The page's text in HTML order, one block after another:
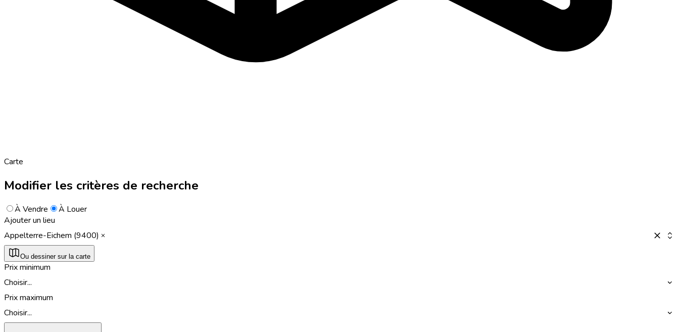
Carte
Modifier les critères de recherche
À Vendre
À Louer
Ajouter un lieu
Appelterre-Eichem (9400)
Ou dessiner sur la carte
Prix minimum
Choisir...
Prix maximum
Choisir...